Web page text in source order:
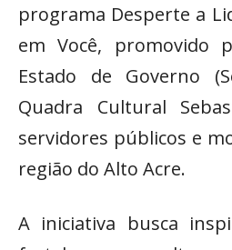
programa Desperte a
em Você, promovido
Estado de Governo
Quadra Cultural
servidores públicos e
região do Alto Acre.
A iniciativa busca